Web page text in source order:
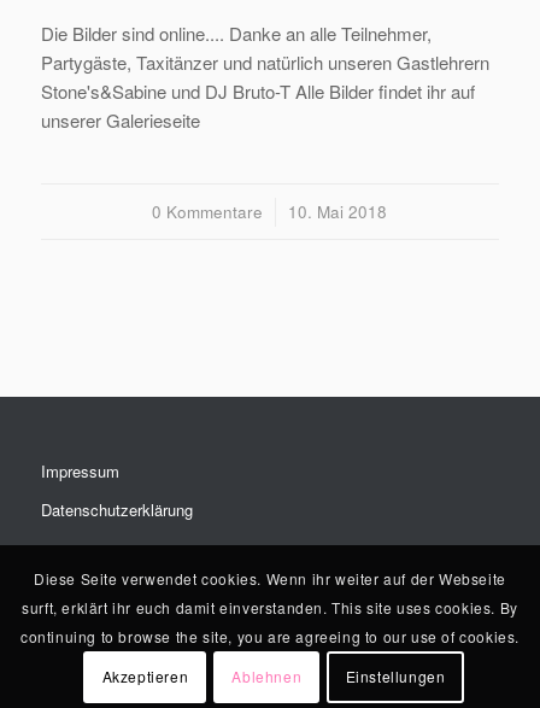
Die Bilder sind online.... Danke an alle Teilnehmer,
Partygäste, Taxitänzer und natürlich unseren Gastlehrern
Stone's&Sabine und DJ Bruto-T Alle Bilder findet ihr auf
unserer Galerieseite
0 Kommentare
/ 10. Mai 2018
Impressum
Datenschutzerklärung
Diese Seite verwendet cookies. Wenn ihr weiter auf der Webseite
surft, erklärt ihr euch damit einverstanden. This site uses cookies. By
continuing to browse the site, you are agreeing to our use of cookies.
Akzeptieren
Ablehnen Einstellungen